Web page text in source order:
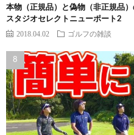
本物（正規品）と偽物（非正規品
スタジオセレクトニューポート2
2018.04.02 ゴルフの雑談